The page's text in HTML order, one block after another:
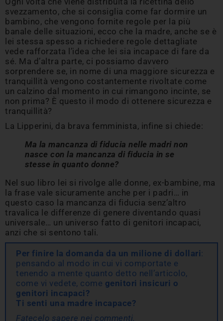
svezzamento, che si consiglia come far dormire un
bambino, che vengono fornite regole per la più
banale delle situazioni, ecco che la madre, anche se è
lei stessa spesso a richiedere regole dettagliate
vede rafforzata l’idea che lei sia incapace di fare da
sé. Ma d’altra parte, ci possiamo davvero
sorprendere se, in nome di una maggiore sicurezza e
tranquillità vengono costantemente rivoltate come
un calzino dal momento in cui rimangono incinte, se
non prima? È questo il modo di ottenere sicurezza e
tranquillità?
La Lipperini, da brava femminista, infine si chiede:
Ma la mancanza di fiducia nelle madri non
nasce con la mancanza di fiducia in se
stesse in quanto donne?
Nel suo libro lei si rivolge alle donne, ex-bambine, ma
la frase vale sicuramente anche per i padri… in
questo caso la mancanza di fiducia senz’altro
travalica le differenze di genere diventando quasi
universale… un universo fatto di genitori incapaci,
anzi che si sentono tali.
Per finire la domanda da un milione di dollari:
pensando al modo in cui vi comportate e
tenendo a mente quanto detto nell’articolo,
come vi vedete, come genitori insicuri o
genitori incapaci?
Ti senti una madre incapace?
Fatecelo sapere nei commenti.